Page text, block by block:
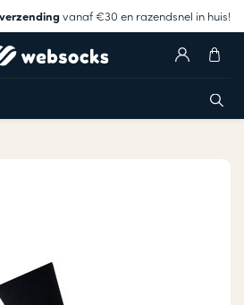
vanaf €30 en razendsnel in huis!